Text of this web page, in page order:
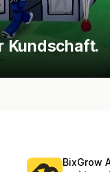
Kundschaft.
BixGrow